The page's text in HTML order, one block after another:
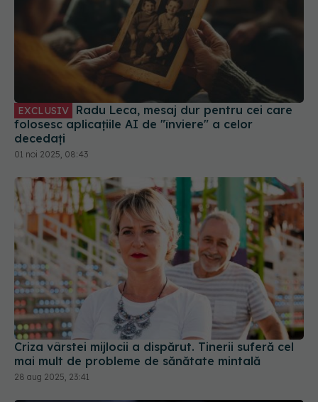
EXCLUSIV
Radu Leca, mesaj dur pentru cei care
folosesc aplicațiile AI de "înviere" a celor
01 noi 2025, 08:43
Criza vârstei mijlocii a dispărut. Tinerii suferă cel
mai mult de probleme de sănătate mintală
28 aug 2025, 23:41